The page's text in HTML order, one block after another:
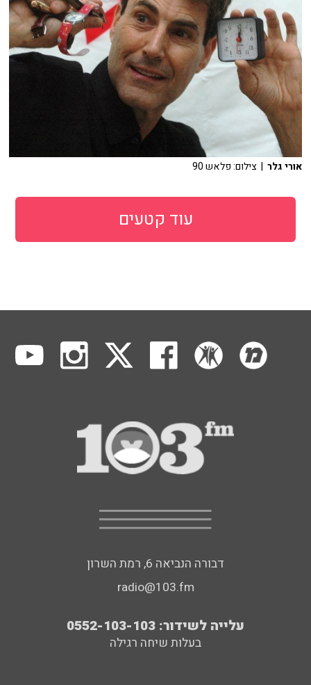
אורי גלר | צילום: פלאש 90
עוד קטעים
דבורה הנביאה 6, רמת השרון
radio@103.fm
עלייה לשידור: 0552-103-103
בעלות שיחה רגילה